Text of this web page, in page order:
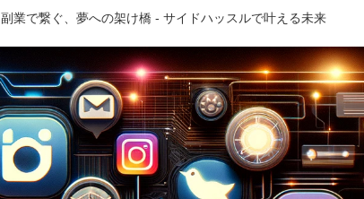
副業で繋ぐ、夢への架け橋 - サイドハッスルで叶える未来